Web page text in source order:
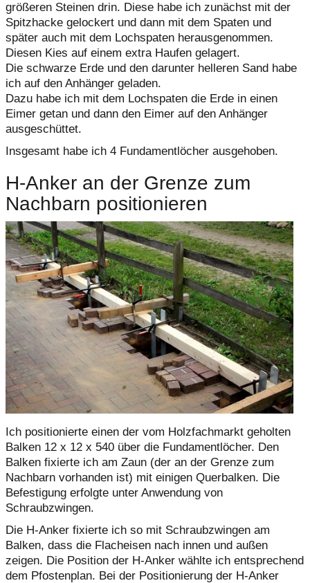
größeren Steinen drin. Diese habe ich zunächst mit der
Spitzhacke gelockert und dann mit dem Spaten und
später auch mit dem Lochspaten herausgenommen.
Diesen Kies auf einem extra Haufen gelagert.
Die schwarze Erde und den darunter helleren Sand habe
ich auf den Anhänger geladen.
Dazu habe ich mit dem Lochspaten die Erde in einen
Eimer getan und dann den Eimer auf den Anhänger
ausgeschüttet.
Insgesamt habe ich 4 Fundamentlöcher ausgehoben.
H-Anker an der Grenze zum
Nachbarn positionieren
Ich positionierte einen der vom Holzfachmarkt geholten
Balken 12 x 12 x 540 über die Fundamentlöcher. Den
Balken fixierte ich am Zaun (der an der Grenze zum
Nachbarn vorhanden ist) mit einigen Querbalken. Die
Befestigung erfolgte unter Anwendung von
Schraubzwingen.
Die H-Anker fixierte ich so mit Schraubzwingen am
Balken, dass die Flacheisen nach innen und außen
zeigen. Die Position der H-Anker wählte ich entsprechend
dem Pfostenplan. Bei der Positionierung der H-Anker